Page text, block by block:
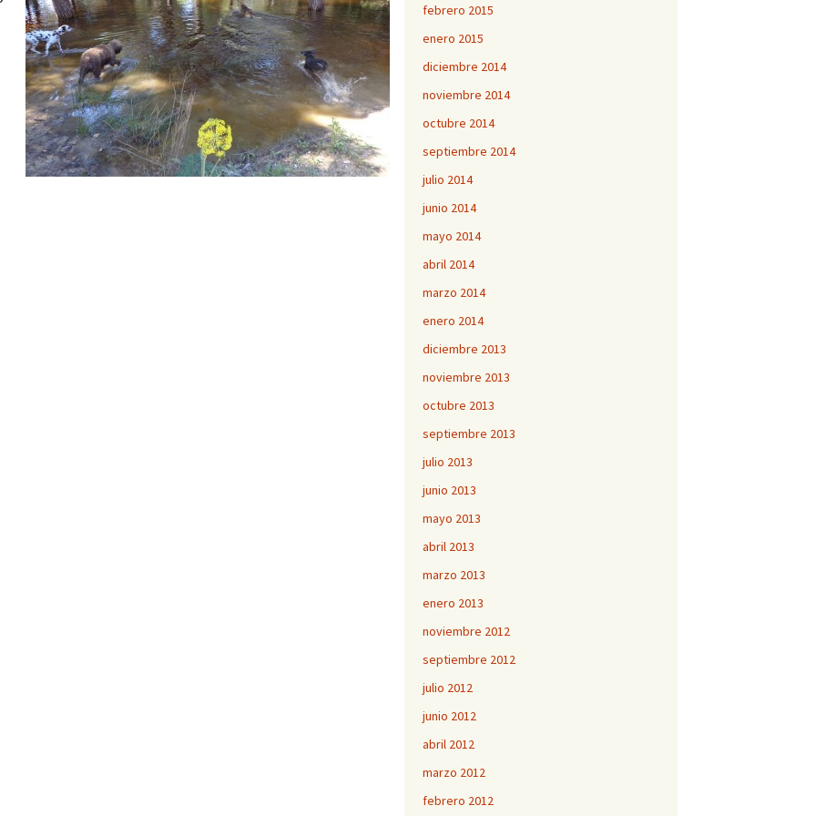
febrero 2015
enero 2015
diciembre 2014
noviembre 2014
octubre 2014
septiembre 2014
julio 2014
junio 2014
mayo 2014
abril 2014
marzo 2014
enero 2014
diciembre 2013
noviembre 2013
octubre 2013
septiembre 2013
julio 2013
junio 2013
mayo 2013
abril 2013
marzo 2013
enero 2013
noviembre 2012
septiembre 2012
julio 2012
junio 2012
abril 2012
marzo 2012
febrero 2012